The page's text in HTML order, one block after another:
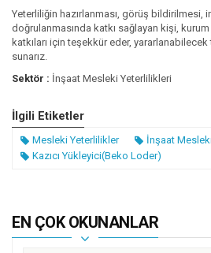
Yeterliliğin hazırlanması, görüş bildirilmesi,
doğrulanmasında katkı sağlayan kişi,
katkıları için teşekkür eder,
sunarız.
Sektör : İnşaat Mesleki Yeterlilikleri
İlgili Etiketler
Mesleki Yeterlilikler
İnşaat
Kazıcı Yükleyici(Beko Loder)
EN ÇOK OKUNANLAR